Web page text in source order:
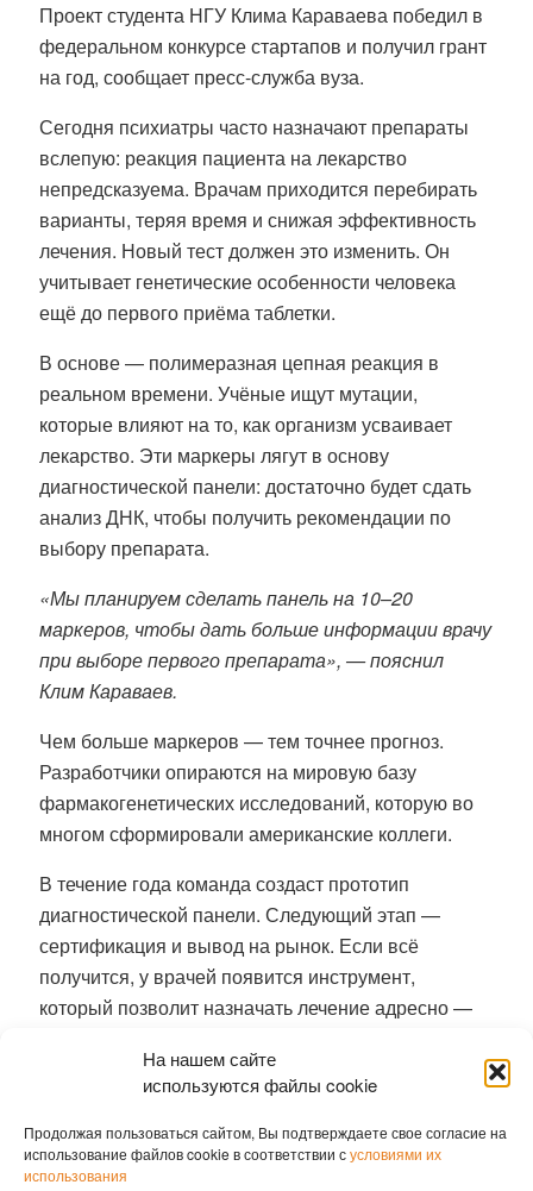
На нашем сайте
используются файлы cookie
Продолжая пользоваться сайтом, Вы подтверждаете свое согласие на
использование файлов cookie в соответствии сусловиями их
использования
Проект студента НГУ Клима Караваева победил в
федеральном конкурсе стартапов и получил грант
на год, сообщает пресс-служба вуза.
Сегодня психиатры часто назначают препараты
вслепую: реакция пациента на лекарство
непредсказуема. Врачам приходится перебирать
варианты, теряя время и снижая эффективность
лечения. Новый тест должен это изменить. Он
учитывает генетические особенности человека
ещё до первого приёма таблетки.
В основе — полимеразная цепная реакция в
реальном времени. Учёные ищут мутации,
которые влияют на то, как организм усваивает
лекарство. Эти маркеры лягут в основу
диагностической панели: достаточно будет сдать
анализ ДНК, чтобы получить рекомендации по
выбору препарата.
«Мы планируем сделать панель на 10–20
маркеров, чтобы дать больше информации врачу
при выборе первого препарата», — пояснил
Клим Караваев.
Чем больше маркеров — тем точнее прогноз.
Разработчики опираются на мировую базу
фармакогенетических исследований, которую во
многом сформировали американские коллеги.
В течение года команда создаст прототип
диагностической панели. Следующий этап —
сертификация и вывод на рынок. Если всё
получится, у врачей появится инструмент,
который позволит назначать лечение адресно —
Ранее мы писали о том, чтопрепарат от
19